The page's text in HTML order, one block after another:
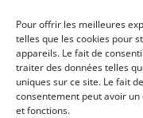
Pour offrir les meilleures
telles que les cookies pour
appareils. Le fait de
traiter des données telles
uniques sur ce site. Le fait
consentement peut avoir
et fonctions.